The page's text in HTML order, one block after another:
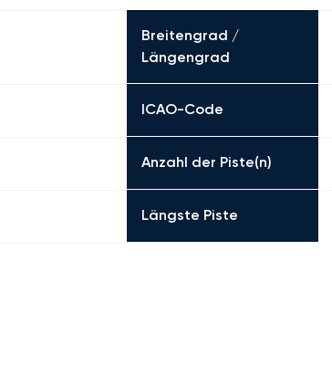
Breitengrad /
Längengrad
ICAO-Code
Anzahl der Piste(n)
Längste Piste